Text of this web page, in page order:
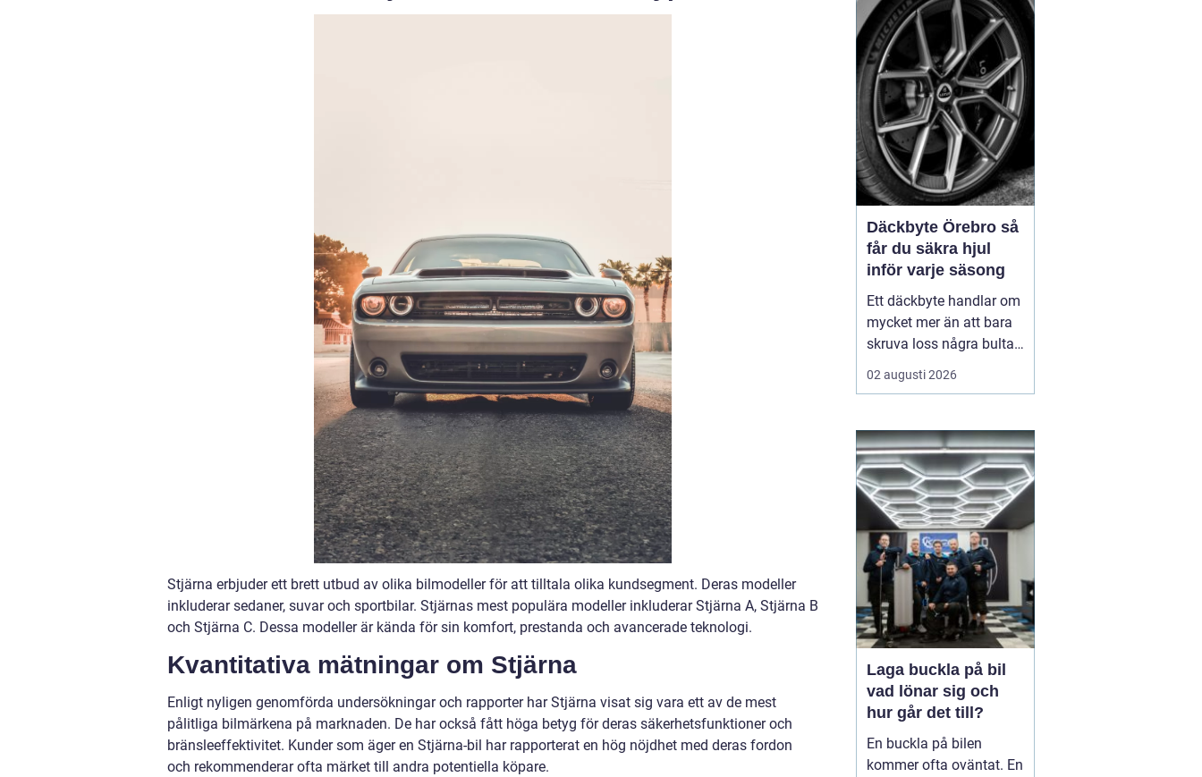
Stjärna erbjuder ett brett utbud av olika bilmodeller för att tilltala olika kundsegment. Deras modeller
inkluderar sedaner, suvar och sportbilar. Stjärnas mest populära modeller inkluderar Stjärna A, Stjärna B
och Stjärna C. Dessa modeller är kända för sin komfort, prestanda och avancerade teknologi.
Kvantitativa mätningar om Stjärna
Enligt nyligen genomförda undersökningar och rapporter har Stjärna visat sig vara ett av de mest
pålitliga bilmärkena på marknaden. De har också fått höga betyg för deras säkerhetsfunktioner och
bränsleeffektivitet. Kunder som äger en Stjärna-bil har rapporterat en hög nöjdhet med deras fordon
och rekommenderar ofta märket till andra potentiella köpare.
spelar service en
avgörande roll. Rätt
skött kan...
Däckbyte Örebro så
får du säkra hjul
inför varje säsong
Ett däckbyte handlar om
mycket mer än att bara
skruva loss några bultar.
För bilägare i Örebro kan
skillnaden mellan bra
tydligt när första
snöfallet kommer, eller
när sommarregnet gör
vägarna hala. Med rätt
kunskap om däck, da...
02 augusti 2026
Laga buckla på bil
vad lönar sig och
hur går det till?
En buckla på bilen
kommer ofta oväntat. En